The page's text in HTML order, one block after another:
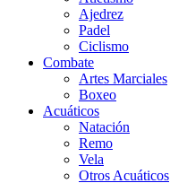
Ajedrez
Padel
Ciclismo
Combate
Artes Marciales
Boxeo
Acuáticos
Natación
Remo
Vela
Otros Acuáticos